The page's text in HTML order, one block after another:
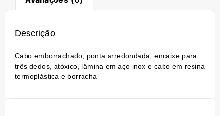
Descrição
Cabo emborrachado, ponta arredondada, encaixe para
três dedos, atóxico, lâmina em aço inox e cabo em resina
termoplástica e borracha